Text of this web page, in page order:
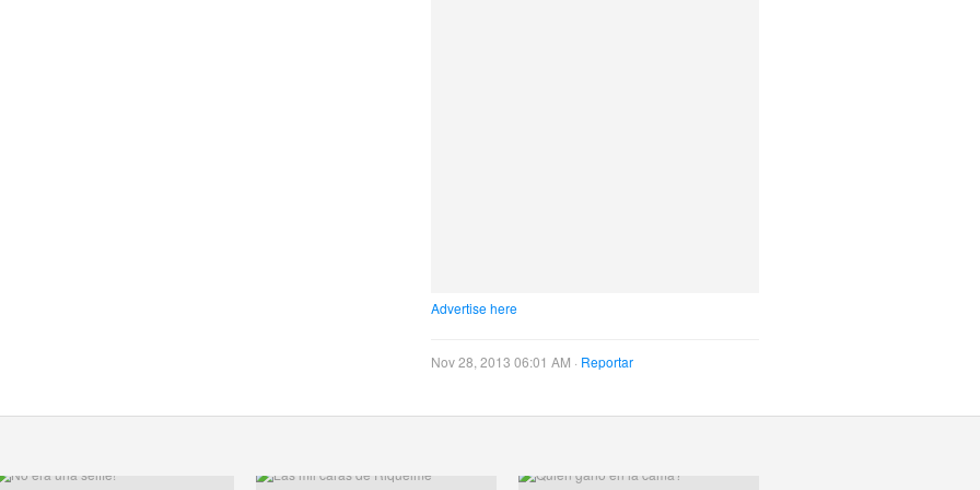
Advertise here
Nov 28, 2013 06:01 AM · Reportar